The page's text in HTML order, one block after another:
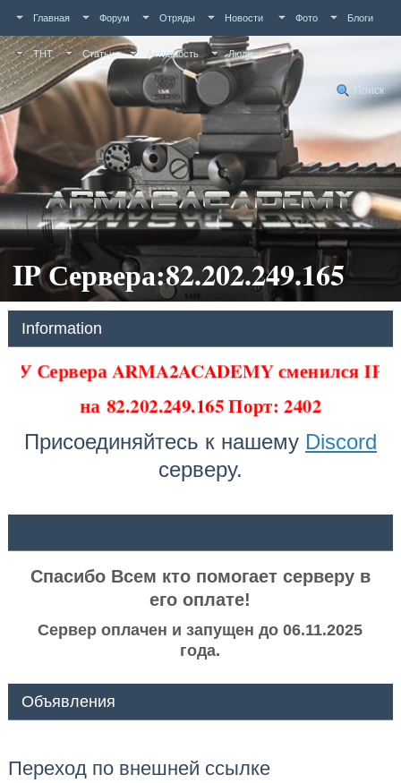
Главная Форум Отряды Новости Фото Блоги
ТНТ Статьи Активность Люди
Поиск
IP Сервера:82.202.249.165
Information
У Сервера ARMA2ACADEMY сменился IP
на82.202.249.165 Порт: 2402
Присоединяйтесь к нашему Discord
серверу.
Спасибо Всем кто помогает серверу в
его оплате!
Сервер оплачен и запущен до 06.11.2025
года.
Объявления
Переход по внешней ссылке